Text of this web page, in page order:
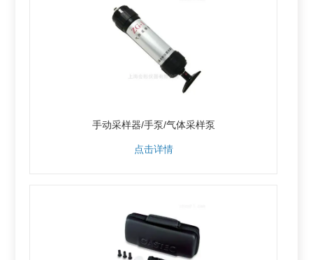
手动采样器/手泵/气体采样泵
点击详情